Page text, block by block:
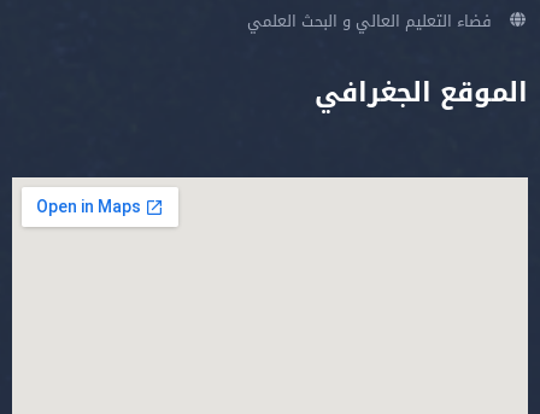
فضاء التعليم العالي و البحث العلمي
الموقع الجغرافي